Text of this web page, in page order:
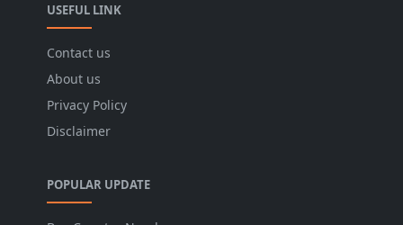
USEFUL LINK
Contact us
About us
Privacy Policy
Disclaimer
POPULAR UPDATE